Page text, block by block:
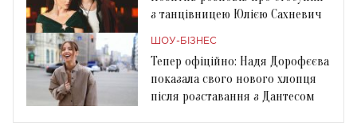
з танцівницею Юлією Сахневич
ШОУ-БІЗНЕС
Тепер офіційно: Надя Дорофєєва
показала свого нового хлопця
після розставання з Дантесом